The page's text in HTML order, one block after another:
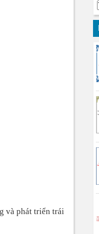
và phát triển trái